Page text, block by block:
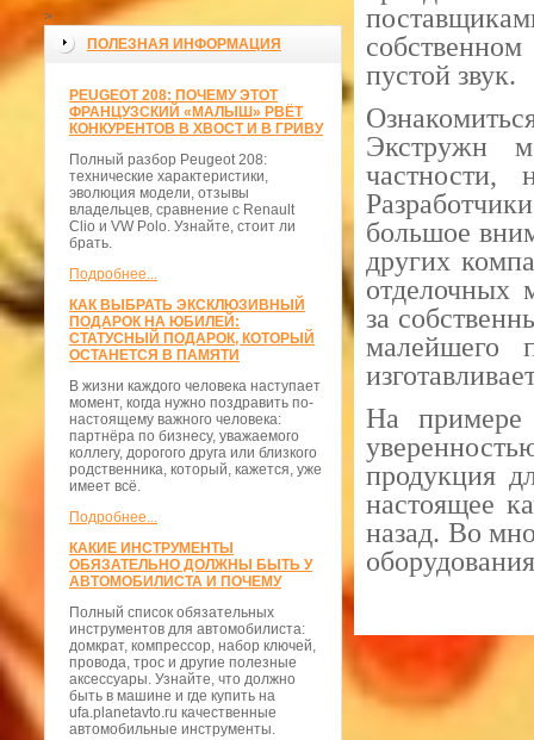
>
ПОЛЕЗНАЯ ИНФОРМАЦИЯ
PEUGEOT 208: ПОЧЕМУ ЭТОТ
ФРАНЦУЗСКИЙ «МАЛЫШ» РВЁТ
КОНКУРЕНТОВ В ХВОСТ И В ГРИВУ
Полный разбор Peugeot 208:
технические характеристики,
эволюция модели, отзывы
владельцев, сравнение с Renault
Clio и VW Polo. Узнайте, стоит ли
брать.
Подробнее...
КАК ВЫБРАТЬ ЭКСКЛЮЗИВНЫЙ
ПОДАРОК НА ЮБИЛЕЙ:
СТАТУСНЫЙ ПОДАРОК, КОТОРЫЙ
ОСТАНЕТСЯ В ПАМЯТИ
В жизни каждого человека наступает
момент, когда нужно поздравить по-
настоящему важного человека:
партнёра по бизнесу, уважаемого
коллегу, дорогого друга или близкого
родственника, который, кажется, уже
имеет всё.
Подробнее...
КАКИЕ ИНСТРУМЕНТЫ
ОБЯЗАТЕЛЬНО ДОЛЖНЫ БЫТЬ У
АВТОМОБИЛИСТА И ПОЧЕМУ
Полный список обязательных
инструментов для автомобилиста:
домкрат, компрессор, набор ключей,
провода, трос и другие полезные
аксессуары. Узнайте, что должно
быть в машине и где купить на
ufa.planetavto.ru качественные
автомобильные инструменты.
пустой звук.
Экстружн
большое
других
отделочных
за
На
продукция
настоящее
назад. Во